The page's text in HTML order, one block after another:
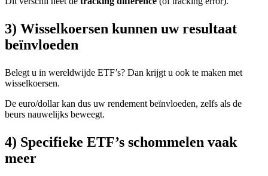
3) Wisselkoersen kunnen uw resultaat
beïnvloeden
Belegt u in wereldwijde ETF’s? Dan krijgt u ook te maken met
wisselkoersen.
De euro/dollar kan dus uw rendement beïnvloeden, zelfs als de
beurs nauwelijks beweegt.
4) Specifieke ETF’s schommelen vaak
meer